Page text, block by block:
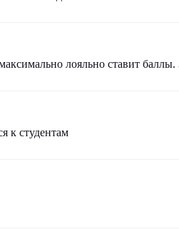
лояльно ставит баллы.
к студентам